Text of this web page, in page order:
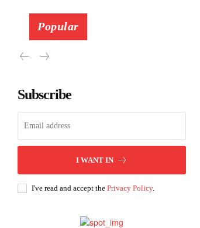
Popular
Subscribe
I WANT IN
I've read and accept the Privacy Policy.